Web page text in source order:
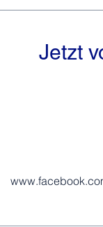
Jetzt